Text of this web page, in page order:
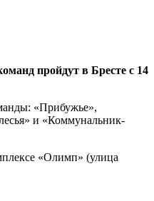
пройдут в Бресте с 14
«Прибужье»,
и «Коммунальник-
«Олимп» (улица